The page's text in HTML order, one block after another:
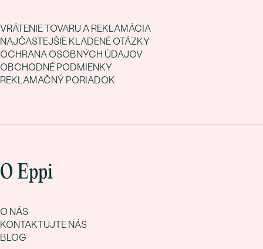
VRÁTENIE TOVARU A REKLAMÁCIA
NAJČASTEJŠIE KLADENÉ OTÁZKY
OCHRANA OSOBNÝCH ÚDAJOV
OBCHODNÉ PODMIENKY
REKLAMAČNÝ PORIADOK
O Eppi
O NÁS
KONTAKTUJTE NÁS
BLOG